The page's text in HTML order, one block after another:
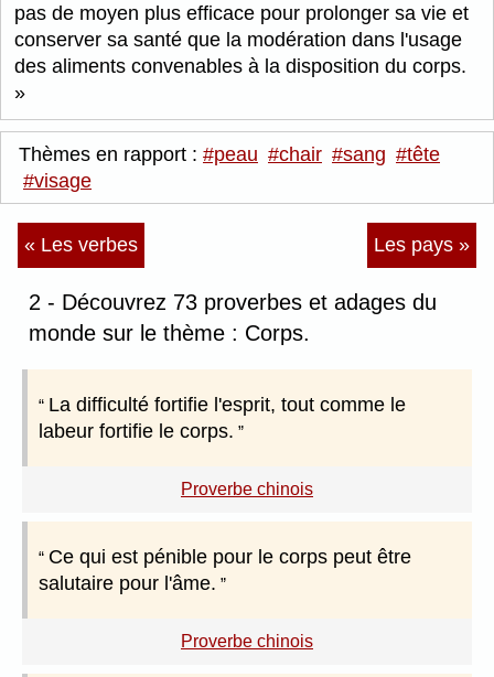
pas de moyen plus efficace pour prolonger sa vie et
conserver sa santé que la modération dans l'usage
des aliments convenables à la disposition du corps.
Thèmes en rapport : #peau #chair #sang #tête
#visage
« Les verbes Les pays »
2 - Découvrez 73 proverbes et adages du
monde sur le thème : Corps.
La difficulté fortifie l'esprit, tout comme le
labeur fortifie le corps.
Proverbe chinois
Ce qui est pénible pour le corps peut être
salutaire pour l'âme.
Proverbe chinois